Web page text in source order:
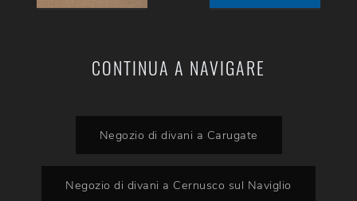
CONTINUA A NAVIGARE
Negozio di divani a Carugate
Negozio di divani a Cernusco sul Naviglio